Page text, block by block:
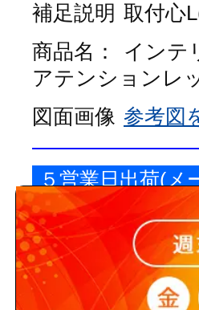
補足説明 取付心
商品名：
インテ
アテンションレ
図面画像 参考図
５営業日出荷(メ
商品コード：
250254010102
品番：